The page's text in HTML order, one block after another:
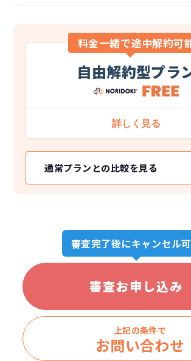
料金一緒で途中解約可
自由解約型プラ
通常プランとの比較を見る
審査完了後にキャンセル
審査お申し込み
上記の条件で
お問い合わせ